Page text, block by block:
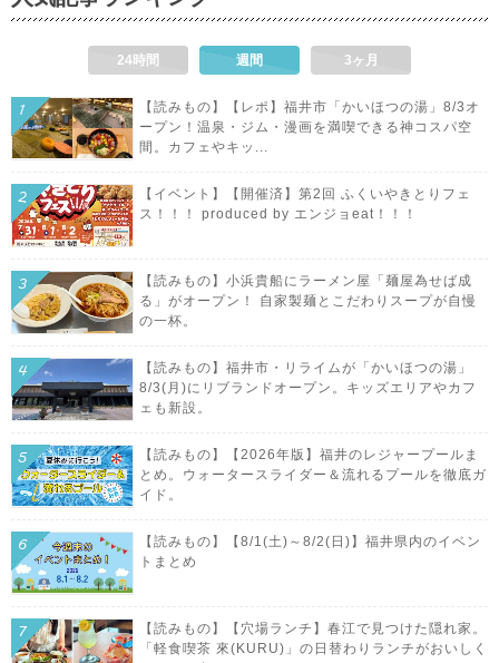
24時間 週間 3ヶ月
【読みもの】【レポ】福井市「かいほつの湯」8/3オ
ープン！温泉・ジム・漫画を満喫できる神コスパ空
間。カフェやキッ...
【イベント】【開催済】第2回 ふくいやきとりフェ
ス！！！ produced by エンジョeat！！！
【読みもの】小浜貴船にラーメン屋「麺屋為せば成
る」がオープン！ 自家製麺とこだわりスープが自慢
の一杯。
【読みもの】福井市・リライムが「かいほつの湯」
8/3(月)にリブランドオープン。キッズエリアやカフ
ェも新設。
【読みもの】【2026年版】福井のレジャープールま
とめ。ウォータースライダー＆流れるプールを徹底ガ
イド。
【読みもの】【8/1(土)～8/2(日)】福井県内のイベン
トまとめ
【読みもの】【穴場ランチ】春江で見つけた隠れ家。
「軽食喫茶 來(KURU)」の日替わりランチがおいしく